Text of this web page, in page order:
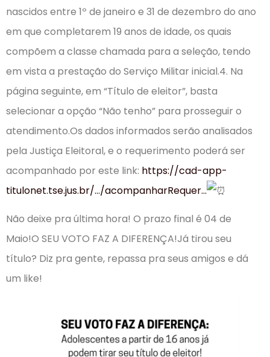
nascidos entre 1º de janeiro e 31 de dezembro do ano
em que completarem 19 anos de idade, os quais
compõem a classe chamada para a seleção, tendo
em vista a prestação do Serviço Militar inicial.4. Na
página seguinte, em “Título de eleitor”, basta
selecionar a opção “Não tenho” para prosseguir o
atendimento.Os dados informados serão analisados
pela Justiça Eleitoral, e o requerimento poderá ser
acompanhado por este link: https://cad-app-
titulonet.tse.jus.br/…/acompanharRequer…
Não deixe pra última hora! O prazo final é 04 de
Maio!O SEU VOTO FAZ A DIFERENÇA!Já tirou seu
título? Diz pra gente, repassa pra seus amigos e dá
um like!